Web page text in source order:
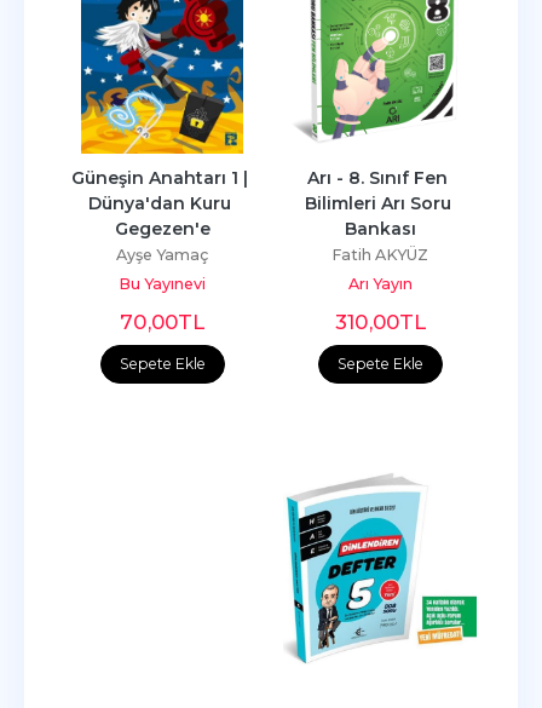
Sepete Ekle
Güneşin Anahtarı 1 |
Dünya'dan Kuru
Gegezen'e
Ayşe Yamaç
Bu Yayınevi
70,00TL
Sepete Ekle
Arı - 8. Sınıf Fen
Bilimleri Arı Soru
Bankası
Fatih AKYÜZ
Arı Yayın
310,00TL